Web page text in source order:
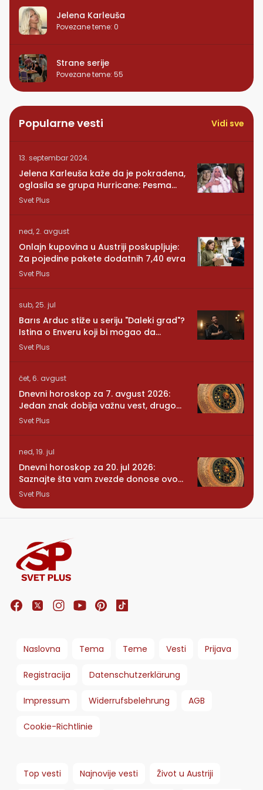
Jelena Karleuša
Povezane teme: 0
Strane serije
Povezane teme: 55
Popularne vesti Vidi sve
13. septembar 2024.
Jelena Karleuša kaže da je pokradena,
oglasila se grupa Hurricane: Pesma
RUNDE je naša!
Svet Plus
ned, 2. avgust
Onlajn kupovina u Austriji poskupljuje:
Za pojedine pakete dodatnih 7,40 evra
Svet Plus
sub, 25. jul
Barıs Arduc stiže u seriju "Daleki grad"?
Istina o Enveru koji bi mogao da
promeni sve
Svet Plus
čet, 6. avgust
Dnevni horoskop za 7. avgust 2026:
Jedan znak dobija važnu vest, drugom
se vraća osoba iz prošlosti
Svet Plus
ned, 19. jul
Dnevni horoskop za 20. jul 2026:
Saznajte šta vam zvezde donose ovog
ponedeljka
Svet Plus
Naslovna Tema Teme Vesti Prijava
Registracija Datenschutzerklärung
Impressum Widerrufsbelehrung AGB
Cookie-Richtlinie
Top vesti Najnovije vesti Život u Austriji